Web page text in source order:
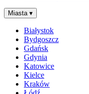
Miasta ▾
Białystok
Bydgoszcz
Gdańsk
Gdynia
Katowice
Kielce
Kraków